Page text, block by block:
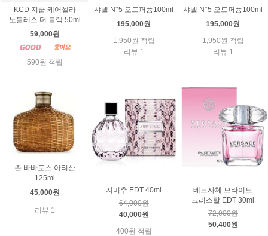
KCD 지쿱 케어셀라
노블레스 더 블랙 50ml
59,000원
590원 적립
샤넬 N°5 오드퍼퓸100ml
195,000원
1,950원 적립
리뷰 1
샤넬 N°5 오드퍼퓸100ml
195,000원
1,950원 적립
리뷰 1
존 바바토스 아티산
125ml
45,000원
리뷰 1
지미추 EDT 40ml
64,000원
40,000원
400원 적립
베르사체 브라이트
크리스탈 EDT 30ml
72,000원
50,400원